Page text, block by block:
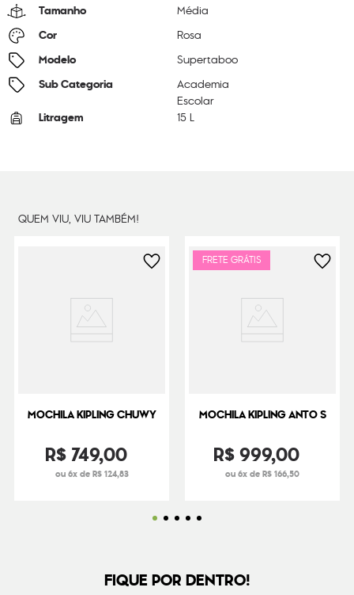
Tamanho Média
Cor Rosa
Modelo Supertaboo
Sub Categoria
Academia
Escolar
Litragem 15 L
QUEM VIU, VIU TAMBÉM!
MOCHILA KIPLING CHUWY
R$ 749,00
ou 6x de R$ 124,83
FRETE GRÁTIS
MOCHILA KIPLING ANTO S
R$999,00
ou 6x de R$ 166,50
FIQUE POR DENTRO!